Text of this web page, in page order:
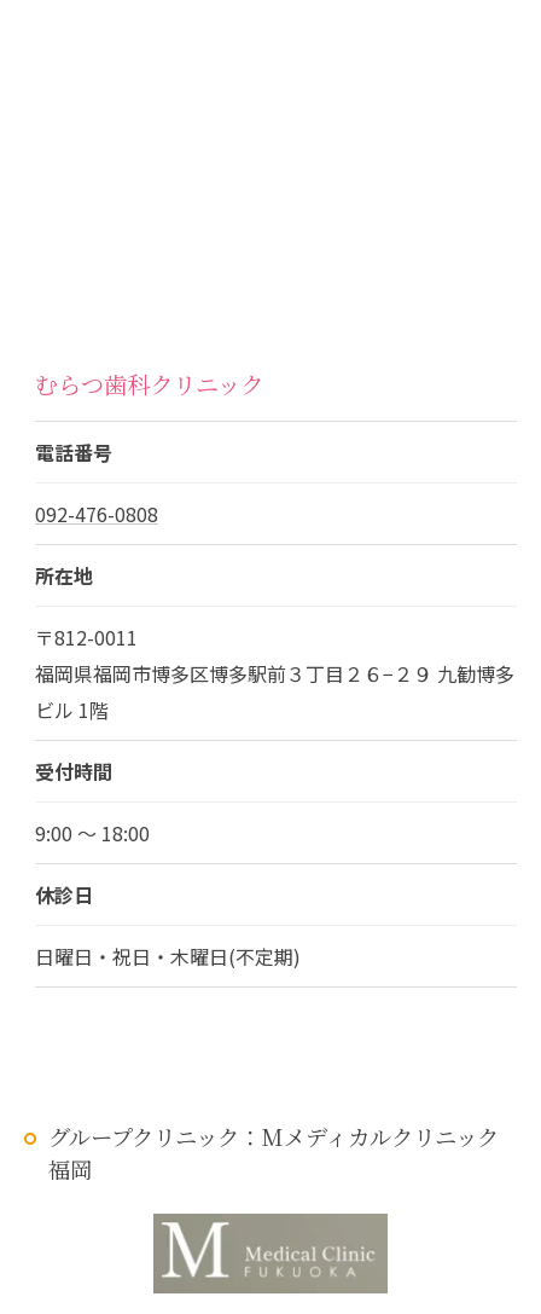
むらつ歯科クリニック
電話番号
092-476-0808
所在地
〒812-0011
福岡県福岡市博多区博多駅前３丁目２６−２９ 九勧博多
ビル 1階
受付時間
9:00 ～ 18:00
休診日
日曜日・祝日・木曜日(不定期)
グループクリニック：Mメディカルクリニック
福岡